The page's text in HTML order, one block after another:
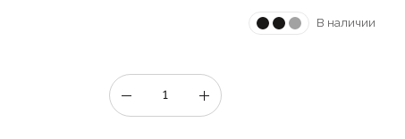
В наличии